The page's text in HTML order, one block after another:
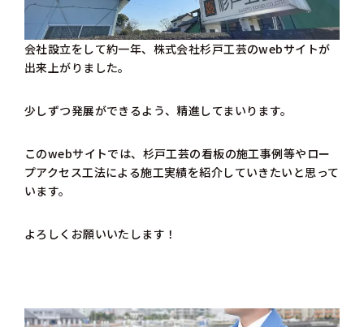
会社設立をして約一年、株式会社杉戸工芸のwebサイトが
出来上がりました。
少しずつ発展ができるよう、精進してまいります。
このwebサイトでは、杉戸工芸の看板の施工事例等やロー
プアクセス工法による施工実績を紹介していきたいと思って
います。
よろしくお願いいたします！